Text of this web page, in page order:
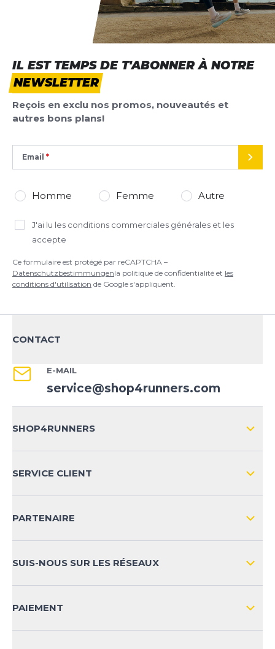
IL EST TEMPS DE T'ABONNER À NOTRE
NEWSLETTER
Reçois en exclu nos promos, nouveautés et
autres bons plans!
Email
Homme Femme Autre
J'ai lu les conditions commerciales générales et les
accepte
Ce formulaire est protégé par reCAPTCHA –
Datenschutzbestimmungenla politique de confidentialité et les
conditions d'utilisation de Google s'appliquent.
CONTACT
E-MAIL
service@shop4runners.com
SHOP4RUNNERS
SERVICE CLIENT
CONTACT
SÉCURITÉ DES PRODUITS
PARTENAIRE
SUIS-NOUS SUR LES RÉSEAUX
PAIEMENT